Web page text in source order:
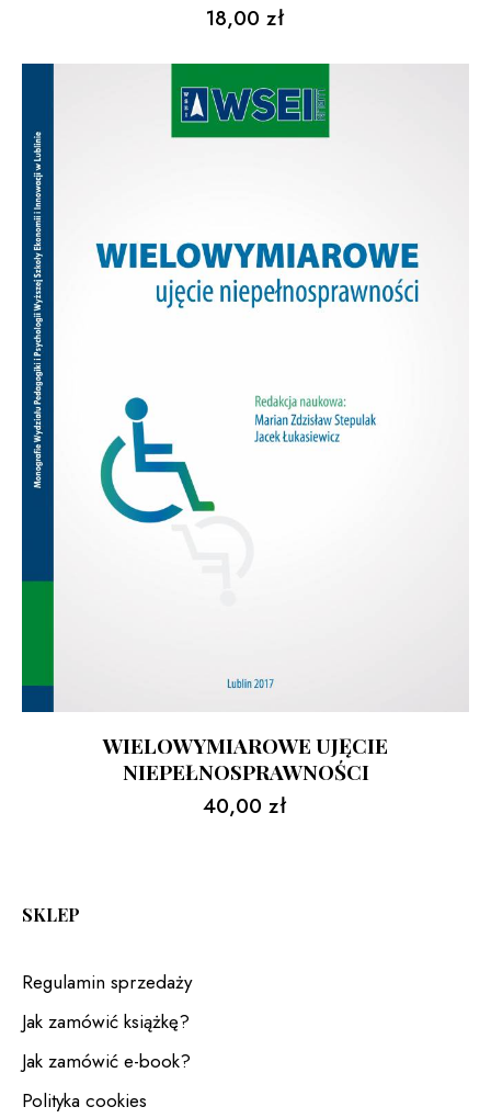
18,00 zł
WIELOWYMIAROWE UJĘCIE
NIEPEŁNOSPRAWNOŚCI
40,00 zł
SKLEP
Regulamin sprzedaży
Jak zamówić książkę?
Jak zamówić e-book?
Polityka cookies